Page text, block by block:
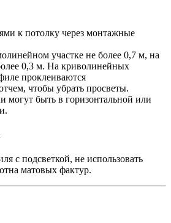
к потолку через монтажные
участке не более 0,7 м, на
0,3 м. На криволинейных
проклеиваются
чтобы убрать просветы.
могут быть в горизонтальной или
с подсветкой, не использовать
матовых фактур.